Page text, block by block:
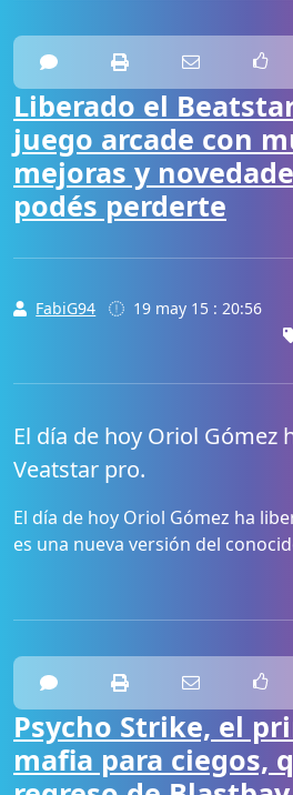
Liberado el
juego arcade con
mejoras y
podés perderte
FabiG94
19 may 15 : 20:56
El día de hoy Oriol Gómez
Veatstar pro.
El día de hoy Oriol Gómez ha
es una nueva versión del
Psycho Strike, el
mafia para ciegos,